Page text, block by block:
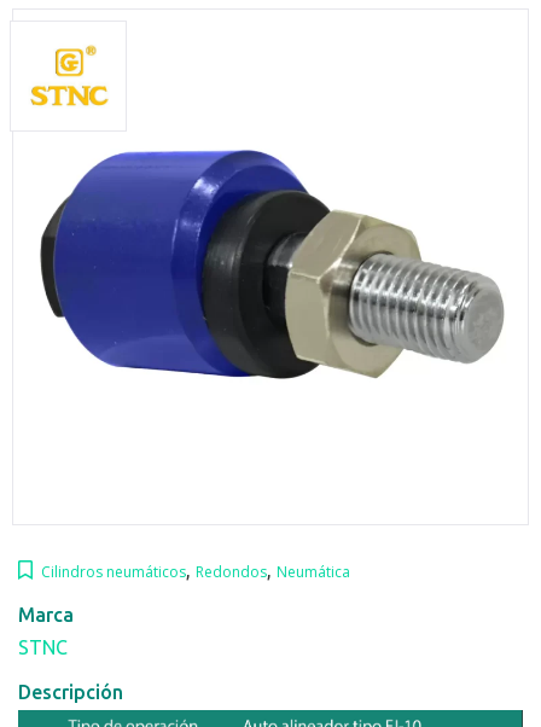
Cilindros neumáticos, Redondos, Neumática
Marca
STNC
Descripción